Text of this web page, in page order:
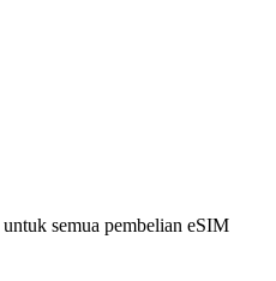
semua pembelian eSIM